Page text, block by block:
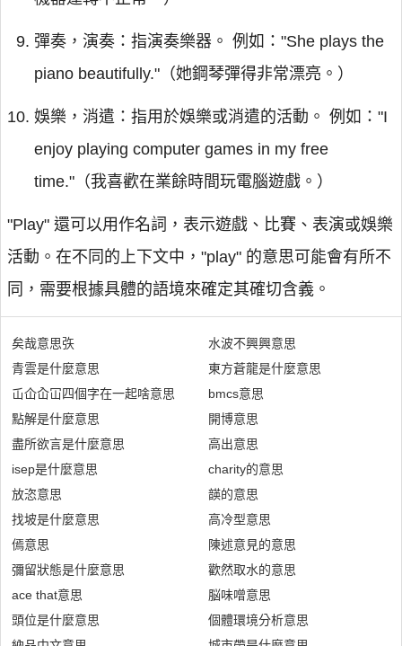
彈奏，演奏：指演奏樂器。 例如："She plays the
piano beautifully."（她鋼琴彈得非常漂亮。）
娛樂，消遣：指用於娛樂或消遣的活動。 例如："I
enjoy playing computer games in my free
time."（我喜歡在業餘時間玩電腦遊戲。）
"Play" 還可以用作名詞，表示遊戲、比賽、表演或娛樂
活動。在不同的上下文中，"play" 的意思可能會有所不
同，需要根據具體的語境來確定其確切含義。
矣哉意思矤
青雲是什麼意思
屲仚屳冚四個字在一起啥意思
點解是什麼意思
盡所欲言是什麼意思
isep是什麼意思
放恣意思
找坡是什麼意思
傿意思
彌留狀態是什麼意思
ace that意思
頭位是什麼意思
水波不興興意思
東方蒼龍是什麼意思
bmcs意思
開博意思
高出意思
charity的意思
韺的意思
高冷型意思
陳述意見的意思
歡然取水的意思
脳味噌意思
個體環境分析意思